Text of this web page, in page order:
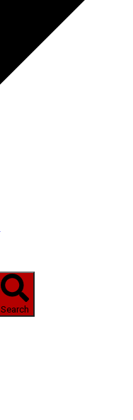
Search